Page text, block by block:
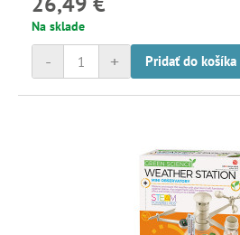
Na sklade
+
- Pridať do košíka